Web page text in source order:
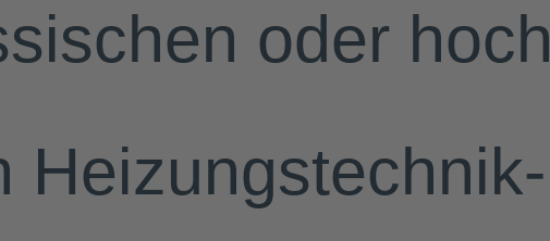
oder hoch
Heizungstechnik-